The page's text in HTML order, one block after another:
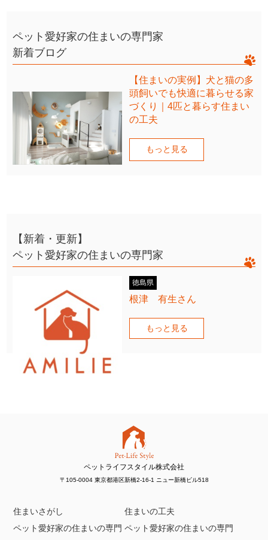
ペット愛好家の住まいの専門家
新着ブログ
【住まいの実例】犬と猫の多
頭飼いでも快適に暮らせる家
づくり｜4匹と暮らす住まい
の工夫
もっと見る
【新着・更新】
ペット愛好家の住まいの専門家
徳島県
根津 有生さん
もっと見る
ペットライフスタイル株式会社
〒105-0004 東京都港区新橋2-16-1 ニュー新橋ビル518
住まいさがし
住まいの工夫
ペット愛好家の住まいの専門 ペット愛好家の住まいの専門